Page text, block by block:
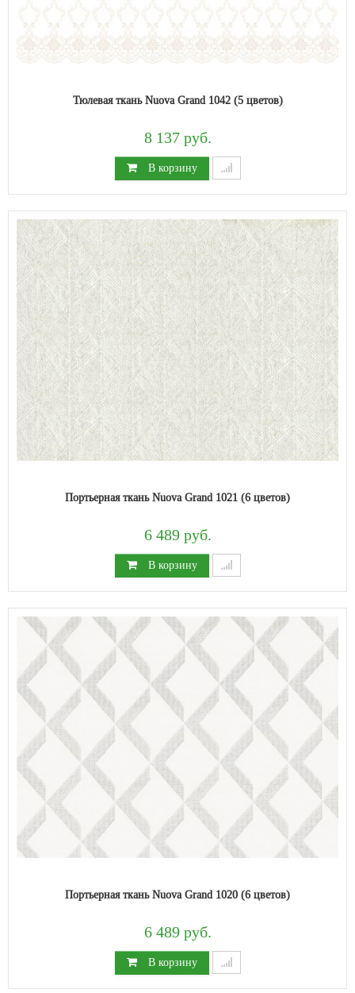
Тюлевая ткань Nuova Grand 1042 (5 цветов)
8 137 руб.
В корзину
Портьерная ткань Nuova Grand 1021 (6 цветов)
6 489 руб.
В корзину
Портьерная ткань Nuova Grand 1020 (6 цветов)
6 489 руб.
В корзину